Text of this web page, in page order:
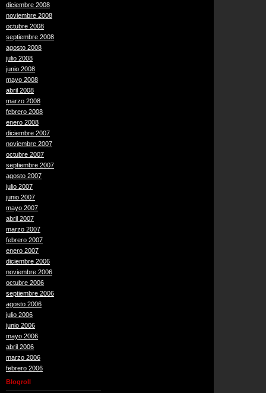
diciembre 2008
noviembre 2008
octubre 2008
septiembre 2008
agosto 2008
julio 2008
junio 2008
mayo 2008
abril 2008
marzo 2008
febrero 2008
enero 2008
diciembre 2007
noviembre 2007
octubre 2007
septiembre 2007
agosto 2007
julio 2007
junio 2007
mayo 2007
abril 2007
marzo 2007
febrero 2007
enero 2007
diciembre 2006
noviembre 2006
octubre 2006
septiembre 2006
agosto 2006
julio 2006
junio 2006
mayo 2006
abril 2006
marzo 2006
febrero 2006
Blogroll